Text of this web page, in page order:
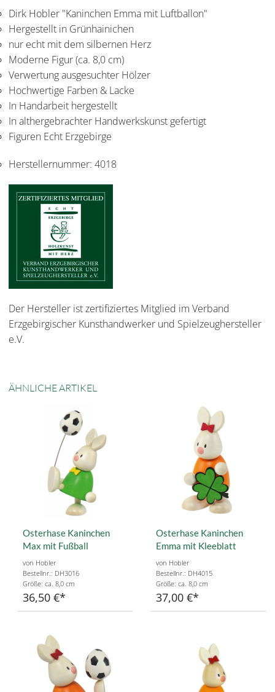
Dirk Hobler "Kaninchen Emma mit Luftballon"
Hergestellt in Grünhainichen
nur echt mit dem silbernen Herz
Moderne Figur (ca. 8,0 cm)
Verwertung ausgesuchter Hölzer
Hochwertige Farben & Lacke
In Handarbeit hergestellt
In althergebrachter Handwerkskunst gefertigt
Figuren Echt Erzgebirge
Herstellernummer: 4018
Der Hersteller ist zertifiziertes Mitglied im Verband
Erzgebirgischer Kunsthandwerker und Spielzeughersteller
e.V.
ÄHNLICHE ARTIKEL
Osterhase Kaninchen
Max mit Fußball
von Hobler
Bestellnr.: DH3016
Größe: ca. 8,0 cm
36,50 €
Osterhase Kaninchen
Emma mit Kleeblatt
von Hobler
Bestellnr.: DH4015
Größe: ca. 8,0 cm
37,00 €